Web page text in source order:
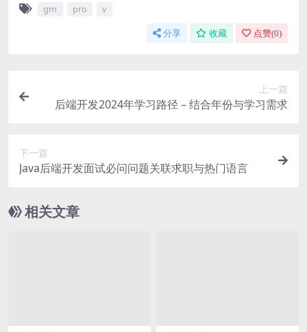
gm pro v
分享 收藏 点赞(0)
上一篇
后端开发2024年学习路径 – 结合年份与学习需求
下一篇
Java后端开发面试必问问题关联求职与热门语言
相关文章